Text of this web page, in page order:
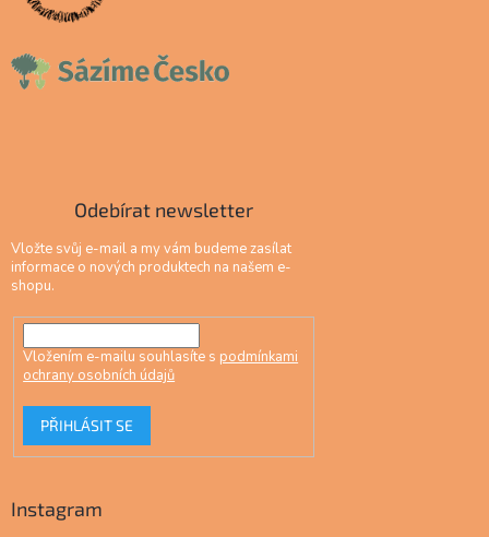
Odebírat newsletter
Vložte svůj e-mail a my vám budeme zasílat
informace o nových produktech na našem e-
shopu.
Vložením e-mailu souhlasíte s podmínkami
ochrany osobních údajů
PŘIHLÁSIT SE
Instagram